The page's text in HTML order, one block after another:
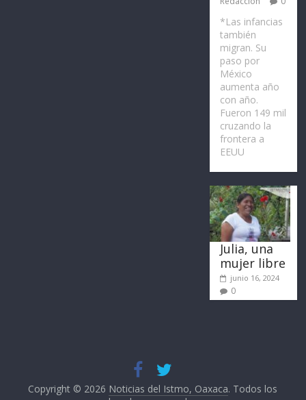
*Las infancias
también
migran. Su
paso por
México
aumenta año
con año.
Fueron 149 mil
cruzando la
frontera a
EEUU
Julia, una
mujer libre
junio 16, 2024
0
Copyright © 2026 Noticias del Istmo, Oaxaca. Todos los